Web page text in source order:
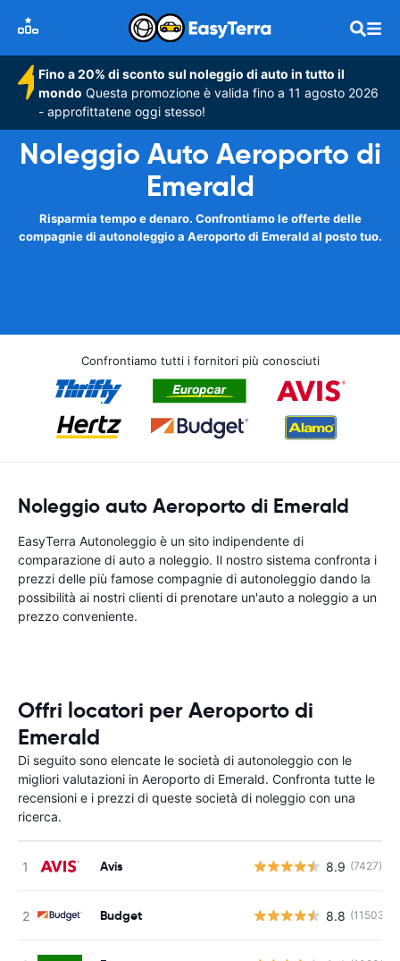
Fino a 20% di sconto sul noleggio di auto in tutto il
mondo Questa promozione è valida fino a 11 agosto 2026
- approfittatene oggi stesso!
Noleggio Auto Aeroporto di
Emerald
Risparmia tempo e denaro. Confrontiamo le offerte delle
compagnie di autonoleggio a Aeroporto di Emerald al posto tuo.
Confrontiamo tutti i fornitori più conosciuti
Noleggio auto Aeroporto di Emerald
EasyTerra Autonoleggio è un sito indipendente di
comparazione di auto a noleggio. Il nostro sistema confronta i
prezzi delle più famose compagnie di autonoleggio dando la
possibilità ai nostri clienti di prenotare un'auto a noleggio a un
prezzo conveniente.
Offri locatori per Aeroporto di
Emerald
Di seguito sono elencate le società di autonoleggio con le
migliori valutazioni in Aeroporto di Emerald. Confronta tutte le
recensioni e i prezzi di queste società di noleggio con una
ricerca.
Avis 8.9 (7427)
Budget 8.8 (11503)